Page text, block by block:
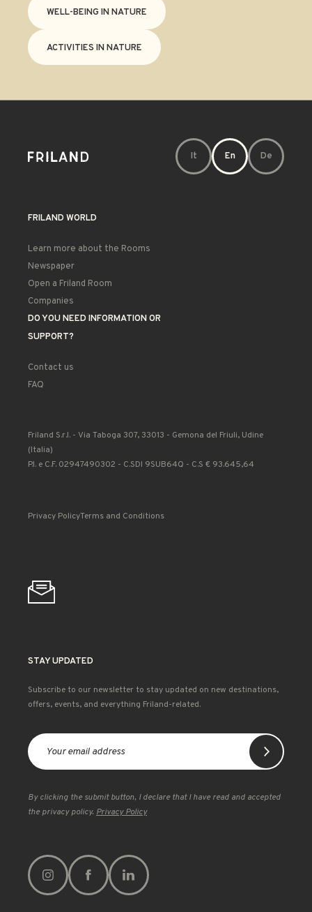
WELL-BEING IN NATURE
ACTIVITIES IN NATURE
It En De
FRILAND WORLD
Learn more about the Rooms
Newspaper
Open a Friland Room
Companies
DO YOU NEED INFORMATION OR
SUPPORT?
Contact us
FAQ
Friland S.r.l. - Via Taboga 307, 33013 - Gemona del Friuli, Udine
(Italia)
P.I. e C.F. 02947490302 - C.SDI 9SUB64Q - C.S € 93.645,64
Privacy PolicyTerms and Conditions
STAY UPDATED
Subscribe to our newsletter to stay updated on new destinations,
offers, events, and everything Friland-related.
By clicking the submit button, I declare that I have read and accepted
the privacy policy. Privacy Policy